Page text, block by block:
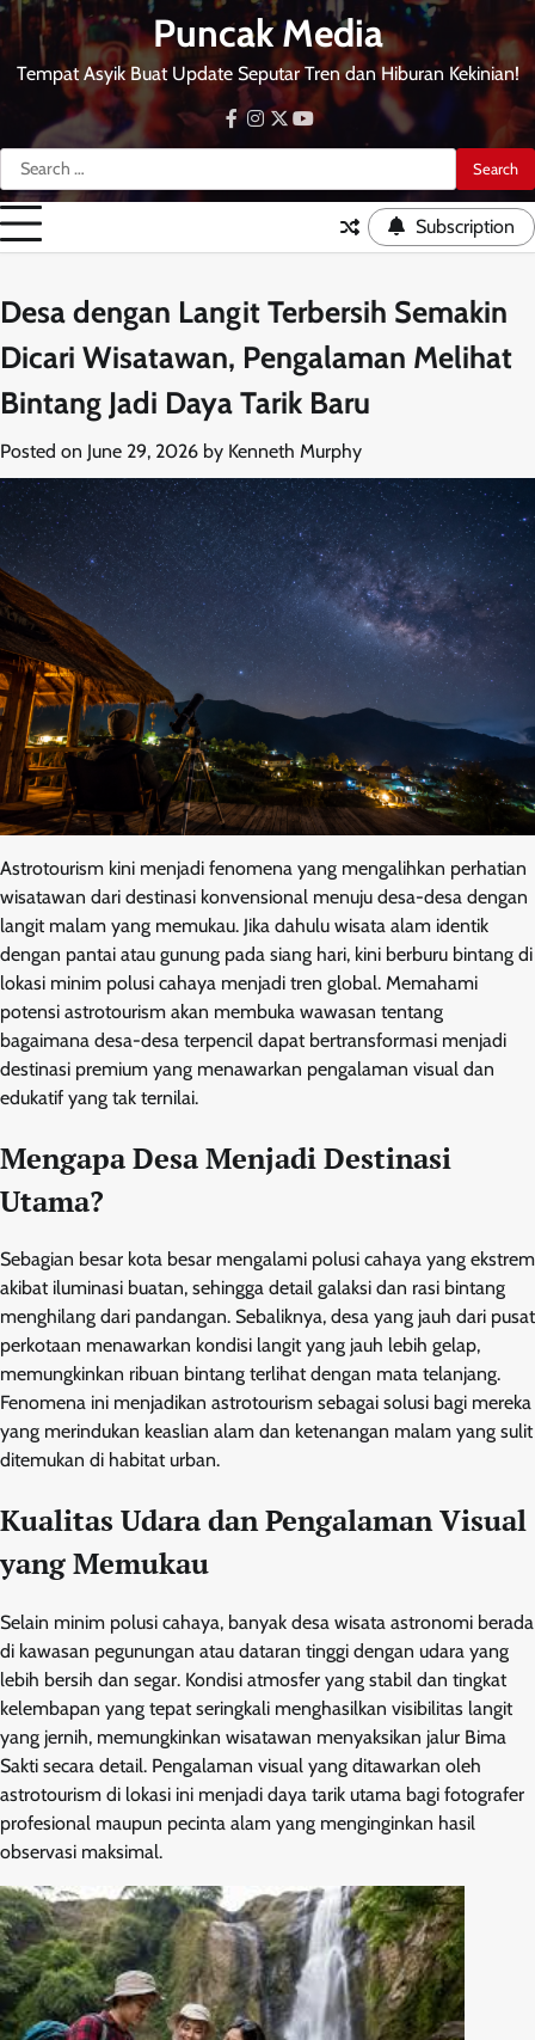
Skip
to
content
Puncak Media
Tempat Asyik Buat Update Seputar Tren dan Hiburan Kekinian!
Search
for:
facebook
instagram
twitteryoutube
Subscription
Desa dengan Langit Terbersih Semakin
Dicari Wisatawan, Pengalaman Melihat
Bintang Jadi Daya Tarik Baru
Posted on June 29, 2026 by Kenneth Murphy
Astrotourism kini menjadi fenomena yang mengalihkan perhatian
wisatawan dari destinasi konvensional menuju desa-desa dengan
langit malam yang memukau. Jika dahulu wisata alam identik
dengan pantai atau gunung pada siang hari, kini berburu bintang di
lokasi minim polusi cahaya menjadi tren global. Memahami
potensi astrotourism akan membuka wawasan tentang
bagaimana desa-desa terpencil dapat bertransformasi menjadi
destinasi premium yang menawarkan pengalaman visual dan
edukatif yang tak ternilai.
Mengapa Desa Menjadi Destinasi
Utama?
Sebagian besar kota besar mengalami polusi cahaya yang ekstrem
akibat iluminasi buatan, sehingga detail galaksi dan rasi bintang
menghilang dari pandangan. Sebaliknya, desa yang jauh dari pusat
perkotaan menawarkan kondisi langit yang jauh lebih gelap,
memungkinkan ribuan bintang terlihat dengan mata telanjang.
Fenomena ini menjadikan astrotourism sebagai solusi bagi mereka
yang merindukan keaslian alam dan ketenangan malam yang sulit
ditemukan di habitat urban.
Kualitas Udara dan Pengalaman Visual
yang Memukau
Selain minim polusi cahaya, banyak desa wisata astronomi berada
di kawasan pegunungan atau dataran tinggi dengan udara yang
lebih bersih dan segar. Kondisi atmosfer yang stabil dan tingkat
kelembapan yang tepat seringkali menghasilkan visibilitas langit
yang jernih, memungkinkan wisatawan menyaksikan jalur Bima
Sakti secara detail. Pengalaman visual yang ditawarkan oleh
astrotourism di lokasi ini menjadi daya tarik utama bagi fotografer
profesional maupun pecinta alam yang menginginkan hasil
observasi maksimal.